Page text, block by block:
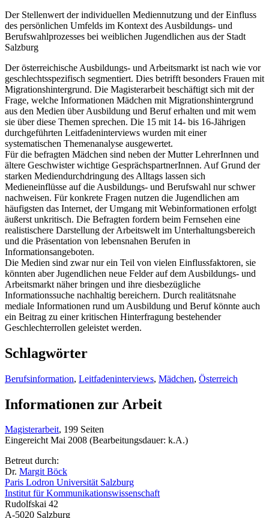
Der Stellenwert der individuellen Mediennutzung und der Einfluss
des persönlichen Umfelds im Kontext des Ausbildungs- und
Berufswahlprozesses bei weiblichen Jugendlichen aus der Stadt
Salzburg
Der österreichische Ausbildungs- und Arbeitsmarkt ist nach wie vor
geschlechtsspezifisch segmentiert. Dies betrifft besonders Frauen mit
Migrationshintergrund. Die Magisterarbeit beschäftigt sich mit der
Frage, welche Informationen Mädchen mit Migrationshintergrund
aus den Medien über Ausbildung und Beruf erhalten und mit wem
sie über diese Themen sprechen. Die 15 mit 14- bis 16-Jährigen
durchgeführten Leitfadeninterviews wurden mit einer
systematischen Themenanalyse ausgewertet.
Für die befragten Mädchen sind neben der Mutter LehrerInnen und
ältere Geschwister wichtige GesprächspartnerInnen. Auf Grund der
starken Mediendurchdringung des Alltags lassen sich
Medieneinflüsse auf die Ausbildungs- und Berufswahl nur schwer
nachweisen. Für konkrete Fragen nutzen die Jugendlichen am
häufigsten das Internet, der Umgang mit Webinformationen erfolgt
äußerst unkritisch. Die Befragten fordern beim Fernsehen eine
realistischere Darstellung der Arbeitswelt im Unterhaltungsbereich
und die Präsentation von lebensnahen Berufen in
Informationsangeboten.
Die Medien sind zwar nur ein Teil von vielen Einflussfaktoren, sie
könnten aber Jugendlichen neue Felder auf dem Ausbildungs- und
Arbeitsmarkt näher bringen und ihre diesbezügliche
Informationssuche nachhaltig bereichern. Durch realitätsnahe
mediale Informationen rund um Ausbildung und Beruf könnte auch
ein Beitrag zu einer kritischen Hinterfragung bestehender
Geschlechterrollen geleistet werden.
Schlagwörter
Berufsinformation, Leitfadeninterviews, Mädchen, Österreich
Informationen zur Arbeit
Magisterarbeit, 199 Seiten
Eingereicht Mai 2008 (Bearbeitungsdauer: k.A.)
Betreut durch:
Dr. Margit Böck
Paris Lodron Universität Salzburg
Institut für Kommunikationswissenschaft
Rudolfskai 42
A-5020 Salzburg